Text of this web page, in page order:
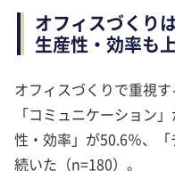
オフィスづくり
生産性・効率も
オフィスづくりで重視す
「コミュニケーション
性・効率」が50.6％、
続いた（n=180）。